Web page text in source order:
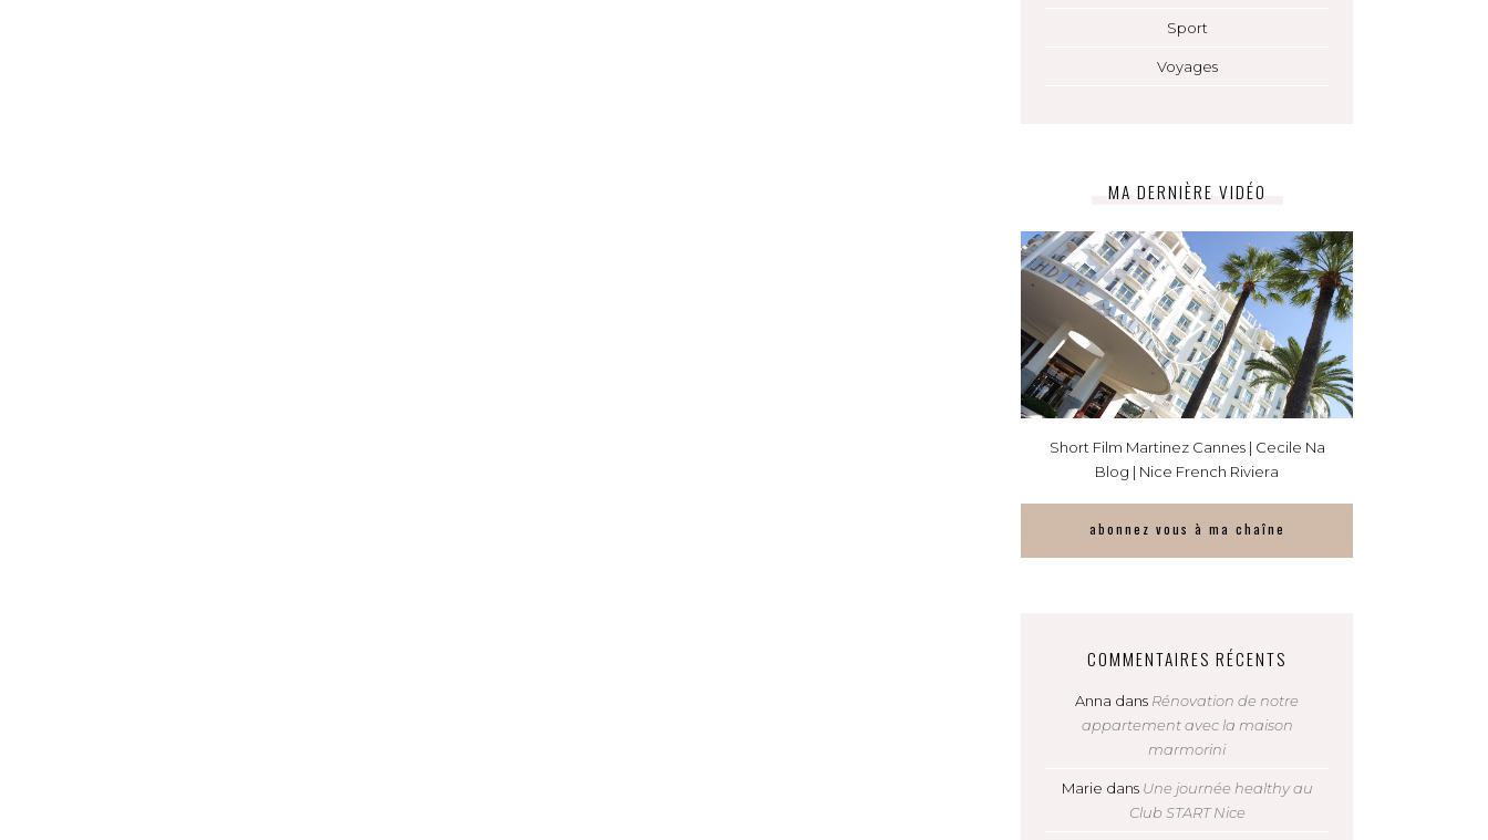
Sport
Voyages
MA DERNIÈRE VIDÉO
Short Film Martinez Cannes | Cecile Na
Blog | Nice French Riviera
abonnez vous à ma chaîne
COMMENTAIRES RÉCENTS
Anna dans Rénovation de notre
appartement avec la maison
marmorini
Marie dans Une journée healthy au
Club START Nice